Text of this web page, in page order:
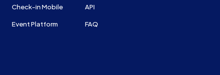
Check-in Mobile
Event Platform
API
FAQ